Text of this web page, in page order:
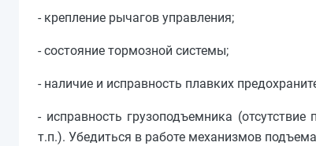
- крепление рычагов управления;
- состояние тормозной системы;
- наличие и исправность плавких
- исправность грузоподъемника
т.п.). Убедиться в работе механизмов